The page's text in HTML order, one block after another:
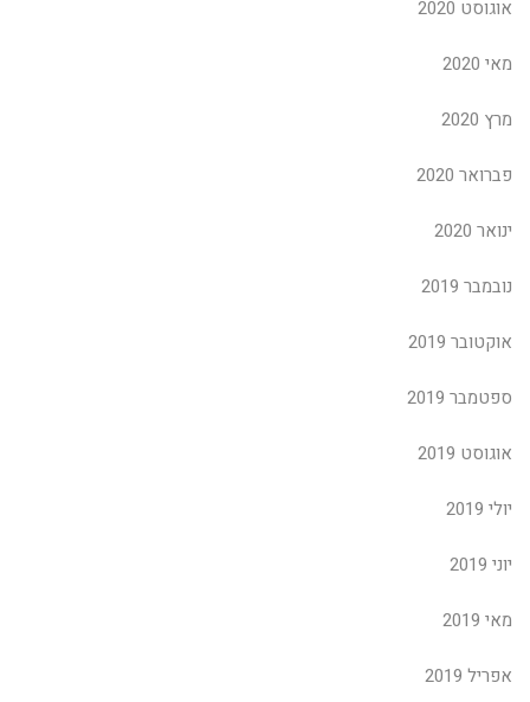
אוגוסט 2020
מאי 2020
מרץ 2020
פברואר 2020
ינואר 2020
נובמבר 2019
אוקטובר 2019
ספטמבר 2019
אוגוסט 2019
יולי 2019
יוני 2019
מאי 2019
אפריל 2019